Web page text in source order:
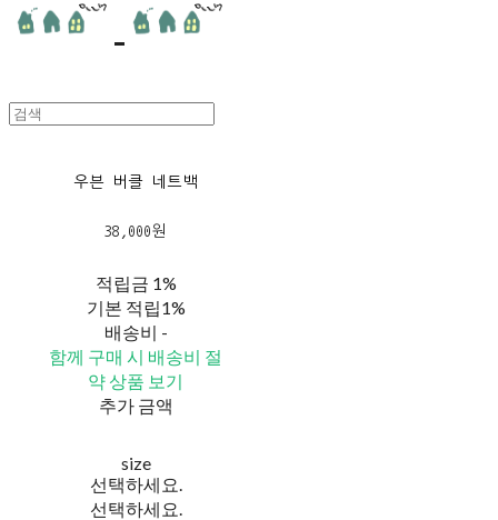
우븐 버클 네트백
38,000원
적립금 1%
기본 적립1%
배송비 -
함께 구매 시 배송비 절
약 상품 보기
추가 금액
size
선택하세요.
선택하세요.